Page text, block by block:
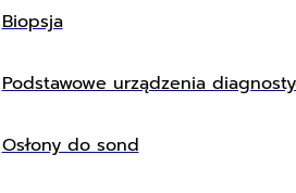
Biopsja
Podstawowe urządzenia
Osłony do sond